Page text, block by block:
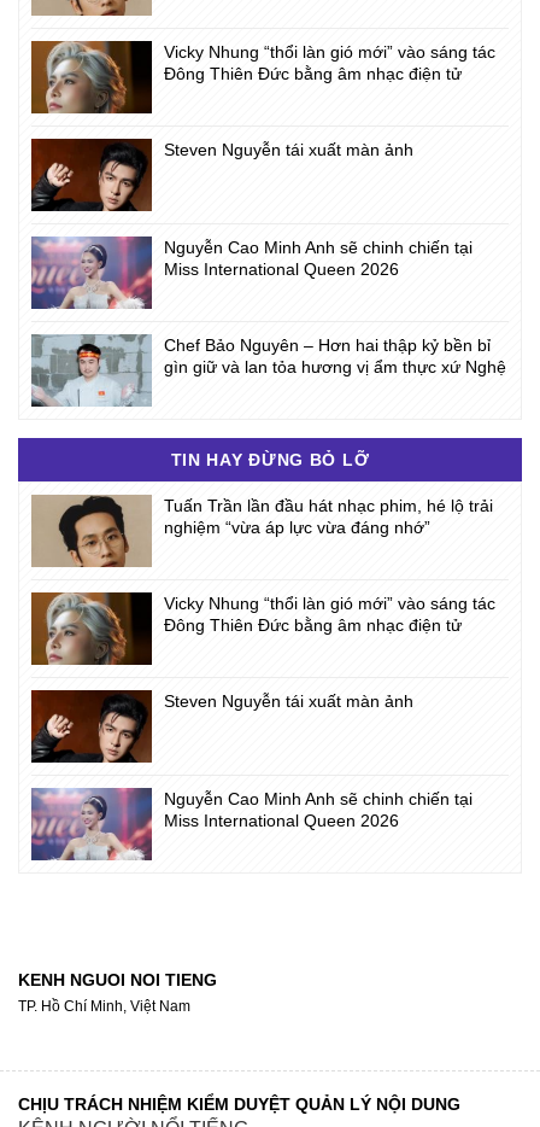
Vicky Nhung “thổi làn gió mới” vào sáng tác
Đông Thiên Đức bằng âm nhạc điện tử
Steven Nguyễn tái xuất màn ảnh
Nguyễn Cao Minh Anh sẽ chinh chiến tại
Miss International Queen 2026
Chef Bảo Nguyên – Hơn hai thập kỷ bền bỉ
gìn giữ và lan tỏa hương vị ẩm thực xứ Nghệ
TIN HAY ĐỪNG BỎ LỠ
Tuấn Trần lần đầu hát nhạc phim, hé lộ trải
nghiệm “vừa áp lực vừa đáng nhớ”
Vicky Nhung “thổi làn gió mới” vào sáng tác
Đông Thiên Đức bằng âm nhạc điện tử
Steven Nguyễn tái xuất màn ảnh
Nguyễn Cao Minh Anh sẽ chinh chiến tại
Miss International Queen 2026
KENH NGUOI NOI TIENG
TP. Hồ Chí Minh, Việt Nam
CHỊU TRÁCH NHIỆM KIỂM DUYỆT QUẢN LÝ NỘI DUNG